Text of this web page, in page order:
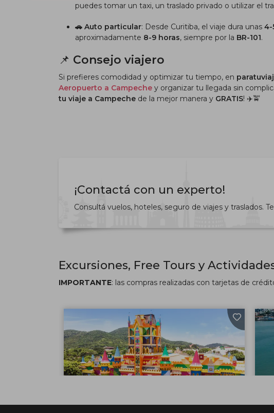
puedes tomar un taxi, un traslado privado o utilizar el
🚗 Auto particular: Desde Curitiba, el viaje dura unas 4-
aproximadamente 8-9 horas, siempre por la BR-101.
📌 Consejo viajero
Si prefieres comodidad y optimizar tu tiempo, en
Aeropuerto a Campeche y organizar tu llegada sin
tu viaje a Campeche de la mejor manera y GRATIS! ✈️🚖
¡Contactá con un experto!
Consultá vuelos, hoteles, seguro de viajes y traslados.
Excursiones, Free Tours y
IMPORTANTE: las compras realizadas con tarjetas de